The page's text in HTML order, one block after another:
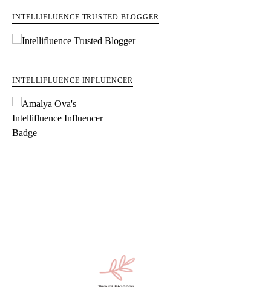
INTELLIFLUENCE TRUSTED BLOGGER
INTELLIFLUENCE INFLUENCER